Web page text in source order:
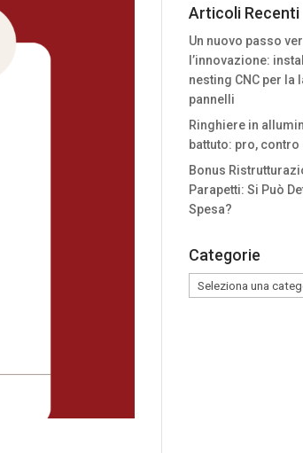
Articoli Recenti
Un nuovo passo
l’innovazione:
nesting CNC per la
pannelli
Ringhiere in
battuto: pro, contro
Bonus
Parapetti: Si Può
Spesa?
Categorie
Categorie